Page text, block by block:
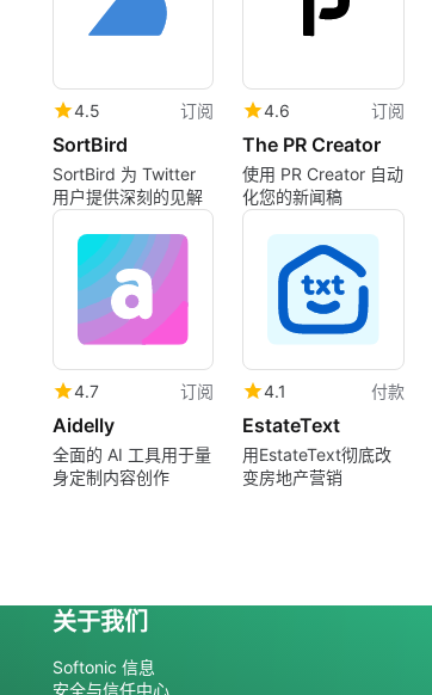
4.5 订阅
SortBird
SortBird 为 Twitter
用户提供深刻的见解
4.6 订阅
The PR Creator
使用 PR Creator 自动
化您的新闻稿
4.7 订阅
Aidelly
全面的 AI 工具用于量
身定制内容创作
4.1 付款
EstateText
用EstateText彻底改
变房地产营销
关于我们
Softonic 信息
安全与信任中心